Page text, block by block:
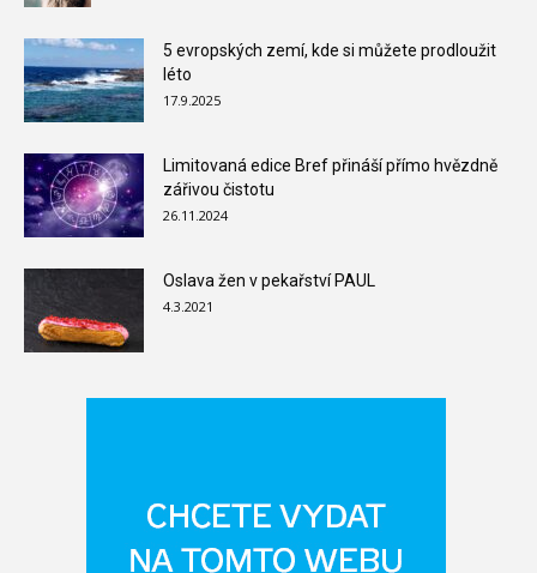
5 evropských zemí, kde si můžete prodloužit
léto
17.9.2025
Limitovaná edice Bref přináší přímo hvězdně
zářivou čistotu
26.11.2024
Oslava žen v pekařství PAUL
4.3.2021